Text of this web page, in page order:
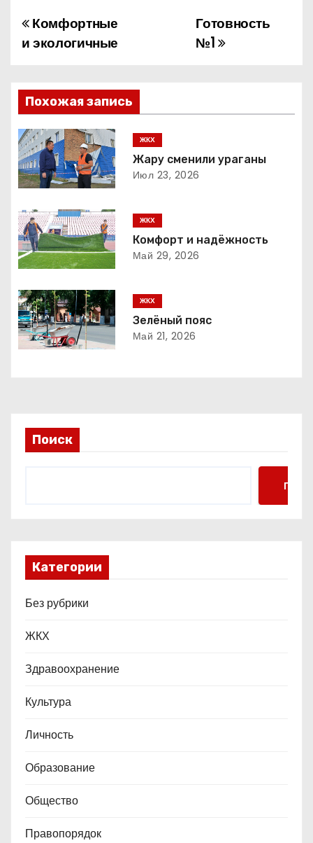
Н
в
и
г
а
ц
и
я
п
о
з
и
Готовность
№1
Комфортные
и экологичные
Похожая запись
ЖКХ
Жару сменили ураганы
Июл 23, 2026
ЖКХ
Комфорт и надёжность
Май 29, 2026
ЖКХ
Зелёный пояс
Май 21, 2026
Поиск
Поиск
Категории
Без рубрики
ЖКХ
Здравоохранение
Культура
Личность
Образование
Общество
Правопорядок